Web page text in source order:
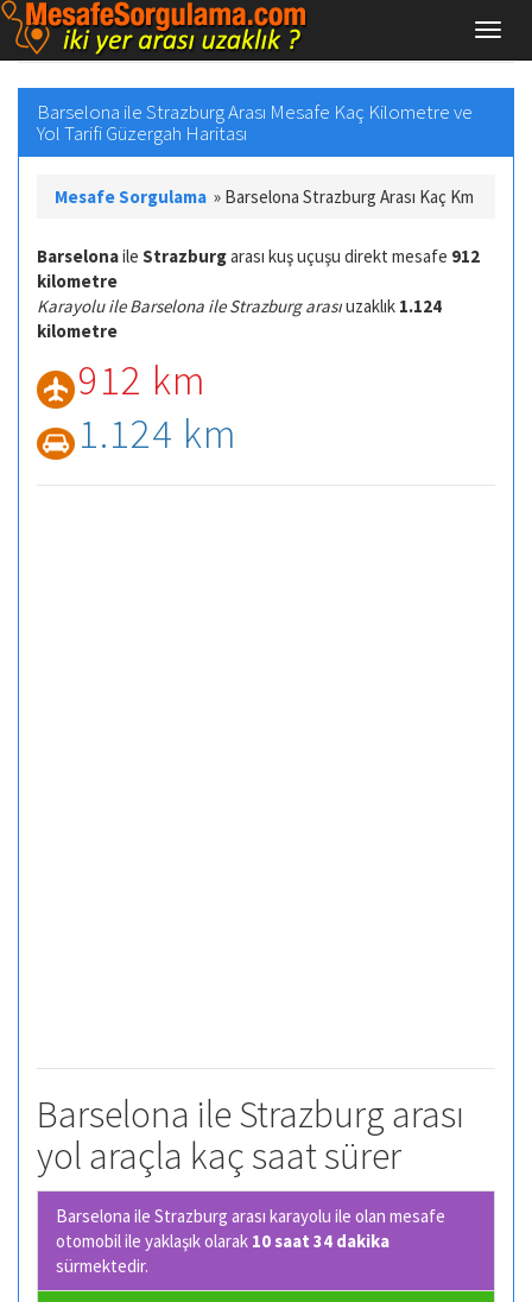
Barselona ile Strazburg Arası Mesafe Kaç Kilometre ve
Yol Tarifi Güzergah Haritası
Mesafe Sorgulama » Barselona Strazburg Arası Kaç Km
Barselonaile Strazburgarası kuş uçuşu direkt mesafe 912
kilometre
Karayolu ile Barselona ile Strazburg arasıuzaklık 1.124
kilometre
912 km
1.124 km
Barselona ile Strazburg arası
yol araçla kaç saat sürer
Barselona ile Strazburg arası karayolu ile olan mesafe
otomobil ile yaklaşık olarak 10 saat 34 dakika
sürmektedir.